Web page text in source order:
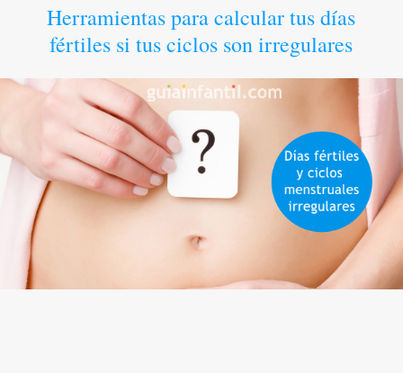
Herramientas para calcular tus días
fértiles si tus ciclos son irregulares